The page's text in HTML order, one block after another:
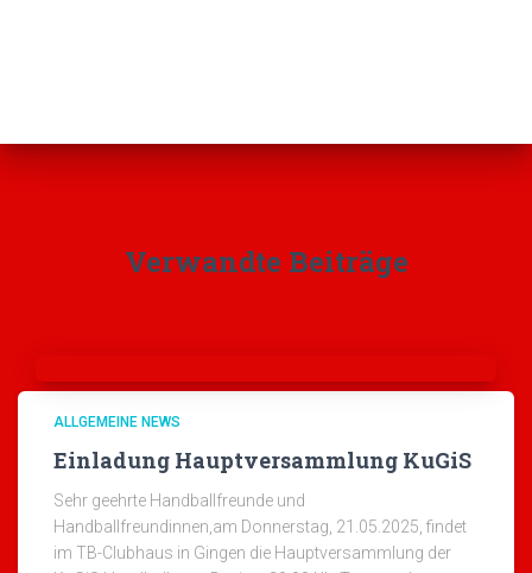
Verwandte Beiträge
ALLGEMEINE NEWS
Einladung Hauptversammlung KuGiS
Sehr geehrte Handballfreunde und
Handballfreundinnen,am Donnerstag, 21.05.2025, findet
im TB-Clubhaus in Gingen die Hauptversammlung der